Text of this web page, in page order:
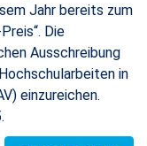
Jahr bereits zum
Die
Ausschreibung
in
einzureichen.